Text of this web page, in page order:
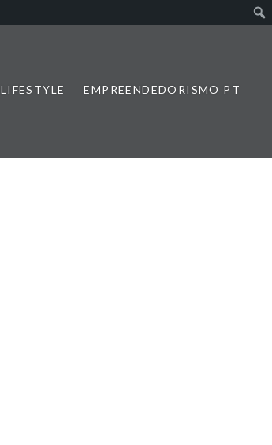
LIFESTYLE EMPREENDEDORISMO PT